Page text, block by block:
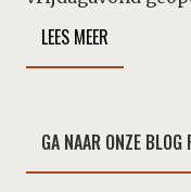
LEES MEER
GA NAAR ONZE BLOG